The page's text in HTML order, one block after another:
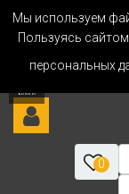
Мы используем
Пользуясь
персональных
0